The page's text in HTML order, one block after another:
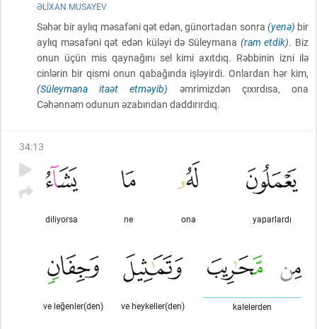
ƏLIXAN MUSAYEV
Səhər bir aylıq məsafəni qət edən, günortadan sonra (yenə) bir
aylıq məsafəni qət edən küləyi də Süleymana (ram etdik). Biz
onun üçün mis qaynağını sel kimi axıtdıq. Rəbbinin izni ilə
cinlərin bir qismi onun qabağında işləyirdi. Onlardan hər kim,
(Süleymana itaət etməyib) əmrimizdən çıxırdısa, ona
Cəhənnəm odunun əzabından daddırırdıq.
34:13
yaparlardı
ona
ne
diliyorsa
kalelerden
ve heykeller(den)
ve leğenler(den)